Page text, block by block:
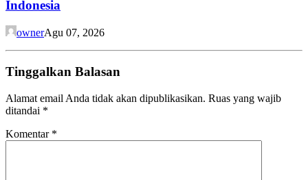
Indonesia
ownerAgu 07, 2026
Tinggalkan Balasan
Alamat email Anda tidak akan dipublikasikan. Ruas yang wajib
ditandai *
Komentar *